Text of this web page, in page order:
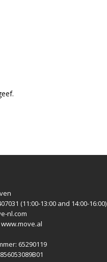
(11:00-13:00 and 14:00-16:00)
nl.com
65290119